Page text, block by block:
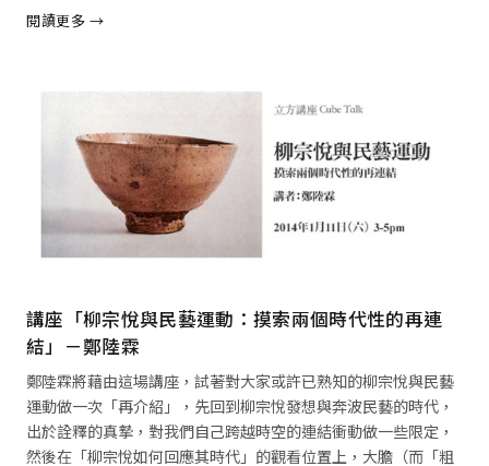
閱讀更多 →
講座「柳宗悅與民藝運動：摸索兩個時代性的再連
結」－鄭陸霖
鄭陸霖將藉由這場講座，試著對大家或許已熟知的柳宗悅與民藝
運動做一次「再介紹」，先回到柳宗悅發想與奔波民藝的時代，
出於詮釋的真摯，對我們自己跨越時空的連結衝動做一些限定，
然後在「柳宗悅如何回應其時代」的觀看位置上，大膽（而「粗